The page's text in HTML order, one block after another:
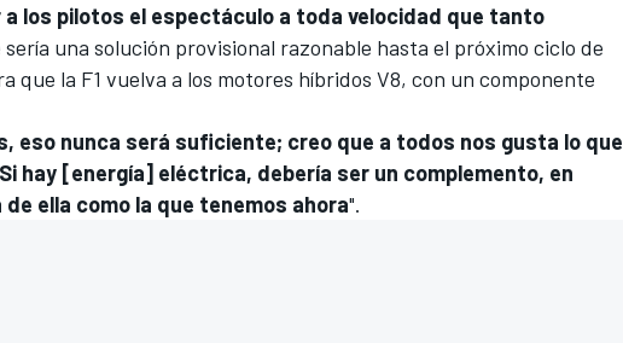
los pilotos el espectáculo a toda velocidad que tanto
una solución provisional razonable hasta el próximo ciclo de
que la F1 vuelva a los motores híbridos V8, con un componente
eso nunca será suficiente; creo que a todos nos gusta lo que
Si hay [energía] eléctrica, debería ser un complemento, en
ella como la que tenemos ahora".